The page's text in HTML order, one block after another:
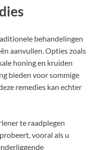
behandelingen
aanvullen. Opties zoals
honing en kruiden
bieden voor sommige
remedies kan echter
te raadplegen
vooral als u